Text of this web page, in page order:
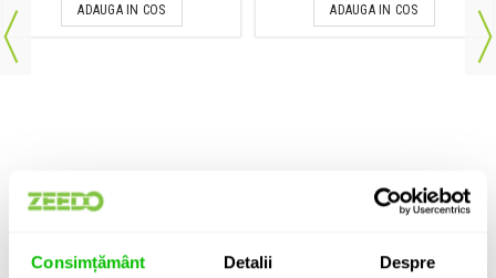
Consimțământ Detalii Despre
ADAUGA IN COS ADAUGA IN COS